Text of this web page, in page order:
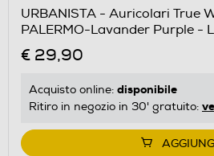
URBANISTA - Auricolari True
PALERMO-Lavander Purple -
€ 29,90
Acquisto online: disponibile
Ritiro in negozio in 30' gratuito: